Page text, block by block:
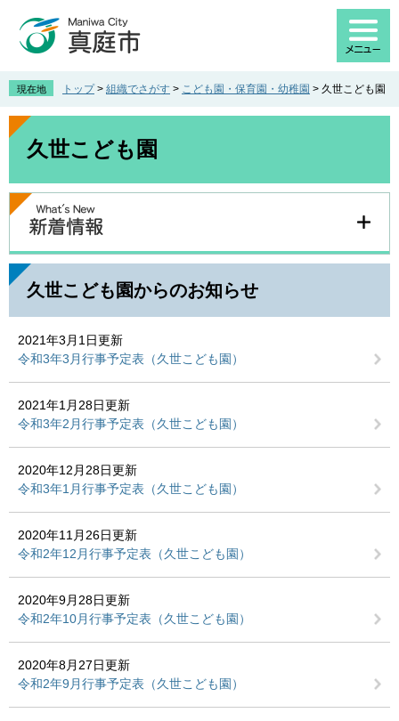
先
す
を
し
文
へ
現在地 トップ > 組織でさがす > こども園・保育園・幼稚園 > 久世こども園
本
久世こども園
久世こども園からのお知らせ
2021年3月1日更新
令和3年3月行事予定表（久世こども園）
2021年1月28日更新
令和3年2月行事予定表（久世こども園）
2020年12月28日更新
令和3年1月行事予定表（久世こども園）
2020年11月26日更新
令和2年12月行事予定表（久世こども園）
2020年9月28日更新
令和2年10月行事予定表（久世こども園）
2020年8月27日更新
令和2年9月行事予定表（久世こども園）